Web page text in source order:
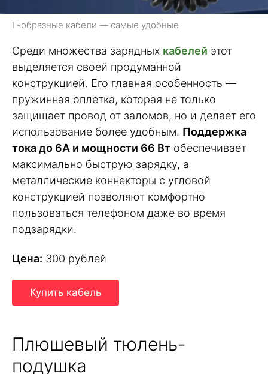
Г-образные кабели — самые удобные
Среди множества зарядных кабелей этот
выделяется своей продуманной
конструкцией. Его главная особенность —
пружинная оплетка, которая не только
защищает провод от заломов, но и делает его
использование более удобным. Поддержка
тока до 6А и мощности 66 Вт обеспечивает
максимально быструю зарядку, а
металлические коннекторы с угловой
конструкцией позволяют комфортно
пользоваться телефоном даже во время
подзарядки.
Цена: 300 рублей
Купить кабель
Плюшевый тюлень-
подушка